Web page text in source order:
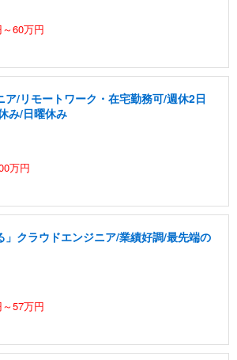
60万円
ア/リモートワーク・在宅勤務可/週休2日
み/日曜休み
万円
」クラウドエンジニア/業績好調/最先端の
57万円